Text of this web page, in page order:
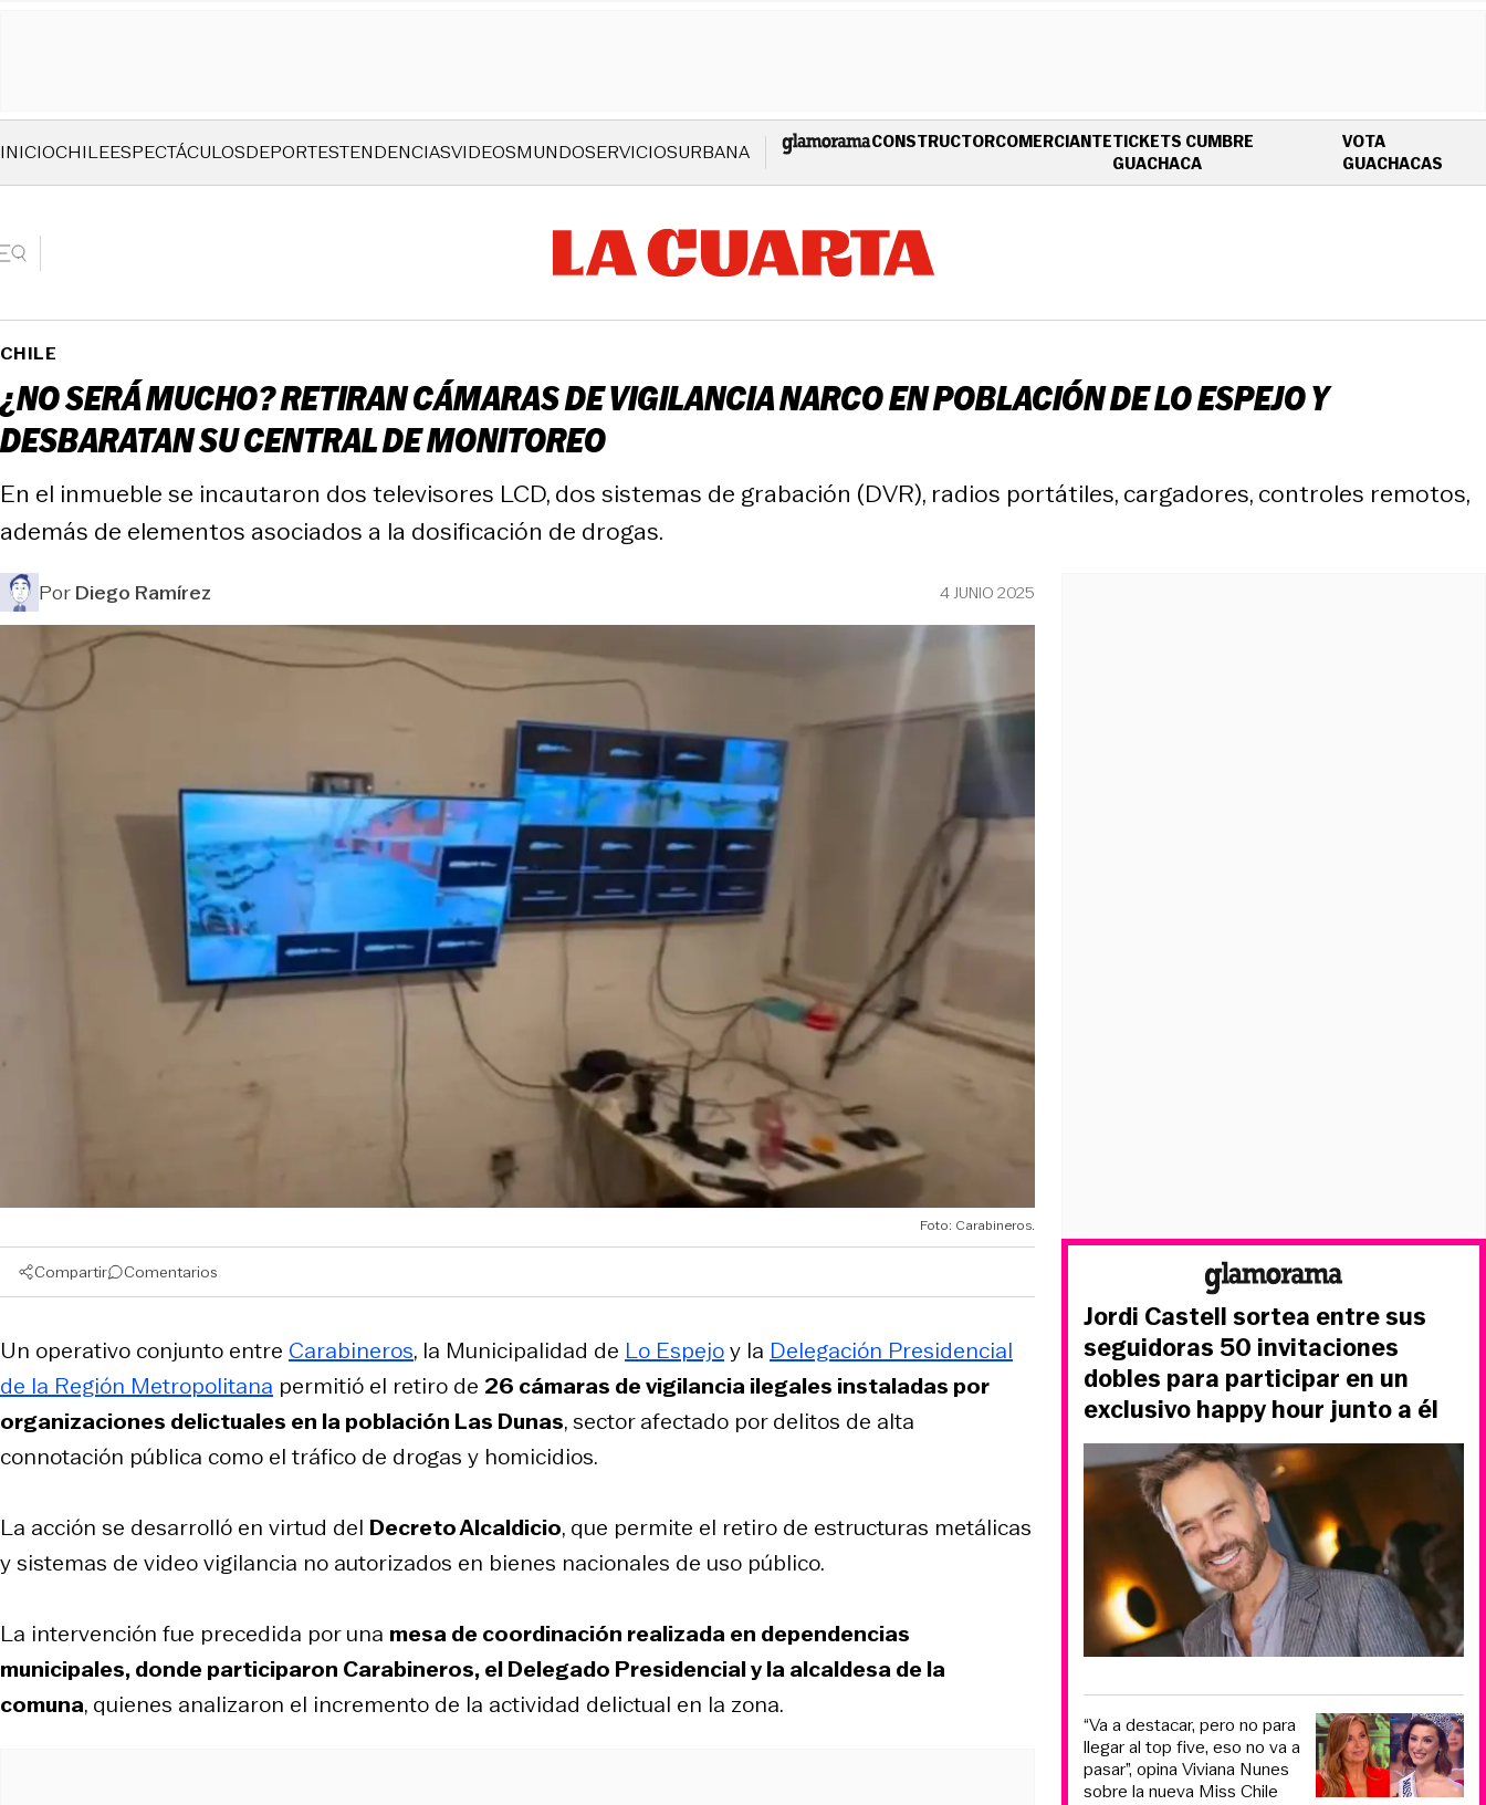
INICIOCHILEESPECTÁCULOSDEPORTESTENDENCIASVIDEOSMUNDOSERVICIOSURBANA CONSTRUCTORCOMERCIANTETICKETS CUMBRE
GUACHACAOPENS IN NEW WINDOW
VOTA
GUACHACAS
CHILE
¿NO SERÁ MUCHO? RETIRAN CÁMARAS DE VIGILANCIA NARCO EN POBLACIÓN DE LO ESPEJO Y
DESBARATAN SU CENTRAL DE MONITOREO
En el inmueble se incautaron dos televisores LCD, dos sistemas de grabación (DVR), radios portátiles, cargadores, controles remotos,
además de elementos asociados a la dosificación de drogas.
PorDiego Ramírez 4 JUNIO 2025
Foto: Carabineros.
Compartir Comentarios
Un operativo conjunto entre Carabineros, la Municipalidad de Lo Espejoy la Delegación Presidencial
de la Región Metropolitana permitió el retiro de 26 cámaras de vigilancia ilegales instaladas por
organizaciones delictuales en la población Las Dunas, sector afectado por delitos de alta
connotación pública como el tráfico de drogas y homicidios.
La acción se desarrolló en virtud del Decreto Alcaldicio, que permite el retiro de estructuras metálicas
y sistemas de video vigilancia no autorizados en bienes nacionales de uso público.
La intervención fue precedida por una mesa de coordinación realizada en dependencias
municipales, donde participaron Carabineros, el Delegado Presidencial y la alcaldesa de la
comuna, quienes analizaron el incremento de la actividad delictual en la zona.
Jordi Castell sortea entre sus
seguidoras 50 invitaciones
dobles para participar en un
exclusivo happy hour junto a él
“Va a destacar, pero no para
llegar al top five, eso no va a
pasar”, opina Viviana Nunes
sobre la nueva Miss Chile